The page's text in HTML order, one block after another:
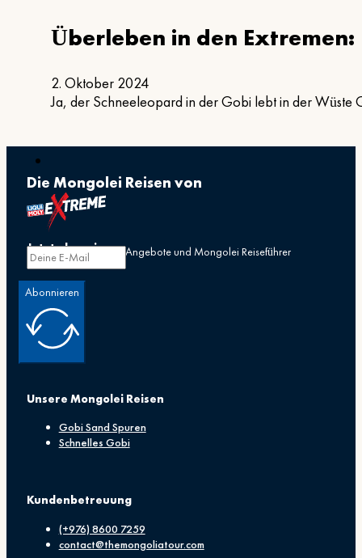
Überleben in den
2. Oktober 2024
Ja, der Schneeleopard in der Gobi lebt in der Wüste
Die Mongolei Reisen von
Jetzt abonnieren
Erhalten Sie exklusive Angebote und Mongolei Reiseführer
Abonnieren
Unsere Mongolei Reisen
Gobi Sand Spuren
Schnelles Gobi
Kundenbetreuung
(+976) 8600 7259
contact@themongoliatour.com